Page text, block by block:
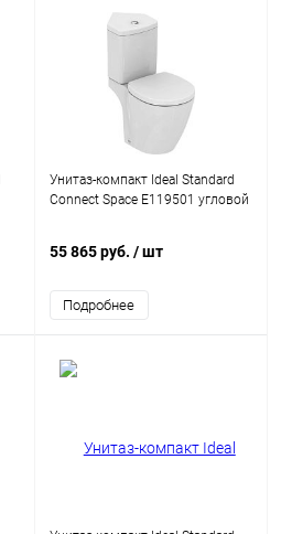
Унитаз-компакт Ideal Standard
Connect Space E119501 угловой
55 865 руб. / шт
Подробнее